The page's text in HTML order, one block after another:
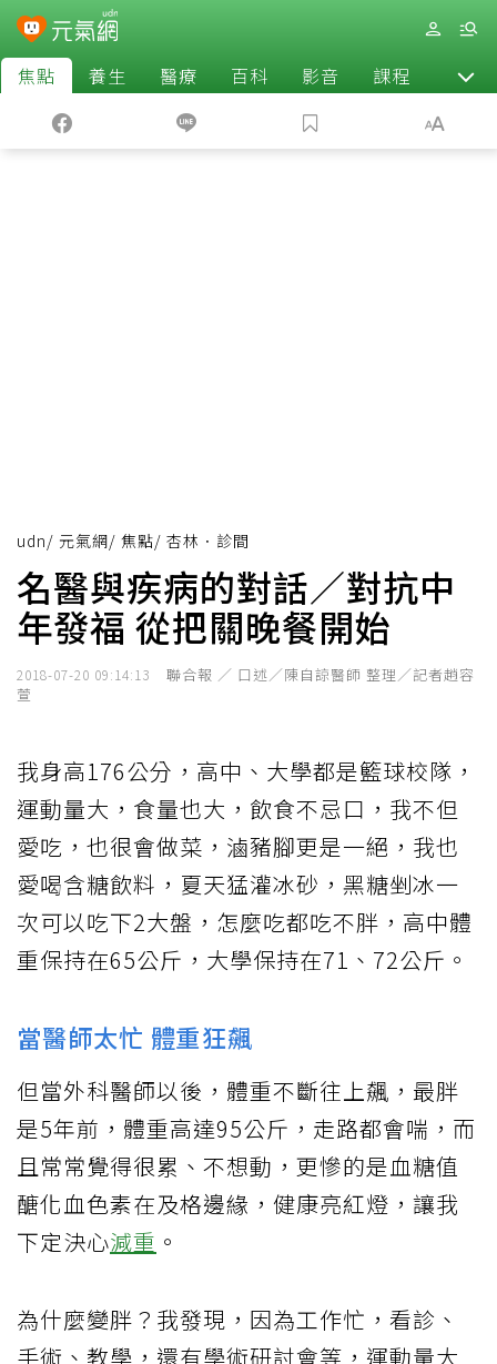
焦點 養生 醫療 百科 影音 課程 退休
udn/ 元氣網/ 焦點/ 杏林．診間
名醫與疾病的對話／對抗中
年發福 從把關晚餐開始
2018-07-20 09:14:13
聯合報 ／ 口述／陳自諒醫師 整理／記者趙容
萱
我身高176公分，高中、大學都是籃球校隊，
運動量大，食量也大，飲食不忌口，我不但
愛吃，也很會做菜，滷豬腳更是一絕，我也
愛喝含糖飲料，夏天猛灌冰砂，黑糖剉冰一
次可以吃下2大盤，怎麼吃都吃不胖，高中體
重保持在65公斤，大學保持在71、72公斤。
當醫師太忙 體重狂飆
但當外科醫師以後，體重不斷往上飆，最胖
是5年前，體重高達95公斤，走路都會喘，而
且常常覺得很累、不想動，更慘的是血糖值
醣化血色素在及格邊緣，健康亮紅燈，讓我
下定決心減重 。
為什麼變胖？我發現，因為工作忙，看診、
手術、教學，還有學術研討會等，運動量大